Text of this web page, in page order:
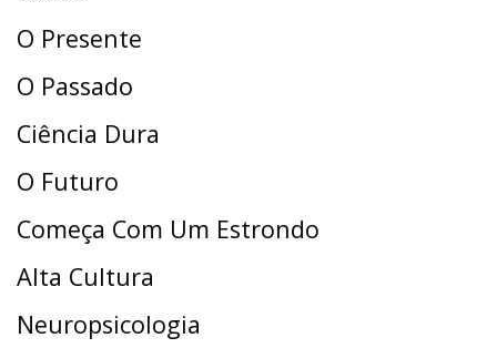
O Presente
O Passado
Ciência Dura
O Futuro
Começa Com Um Estrondo
Alta Cultura
Neuropsicologia